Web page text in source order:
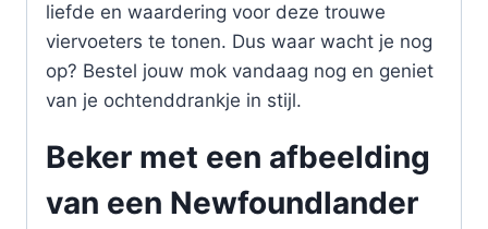
liefde en waardering voor deze trouwe
viervoeters te tonen. Dus waar wacht je nog
op? Bestel jouw mok vandaag nog en geniet
van je ochtenddrankje in stijl.
Beker met een afbeelding
van een Newfoundlander